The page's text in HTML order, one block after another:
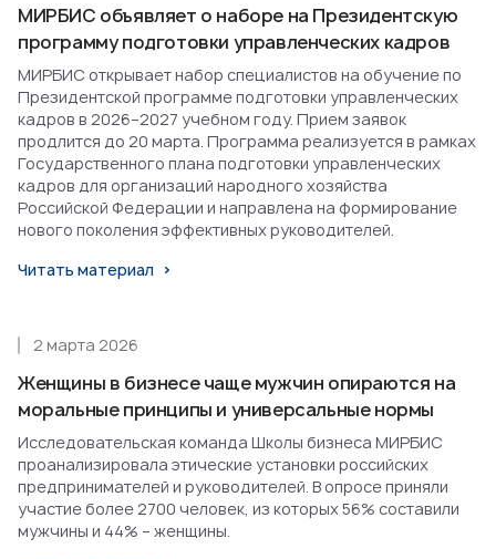
МИРБИС объявляет о наборе на Президентскую
программу подготовки управленческих кадров
МИРБИС открывает набор специалистов на обучение по
Президентской программе подготовки управленческих
кадров в 2026–2027 учебном году. Прием заявок
продлится до 20 марта. Программа реализуется в рамках
Государственного плана подготовки управленческих
кадров для организаций народного хозяйства
Российской Федерации и направлена на формирование
нового поколения эффективных руководителей.
Читать материал
Женщины в бизнесе чаще мужчин опираются на
моральные принципы и универсальные нормы
2 марта 2026
Исследовательская команда Школы бизнеса МИРБИС
проанализировала этические установки российских
предпринимателей и руководителей. В опросе приняли
участие более 2700 человек, из которых 56% составили
мужчины и 44% – женщины.